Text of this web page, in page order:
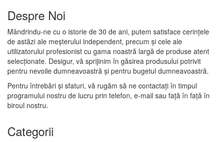
Despre Noi
Mândrindu-ne cu o istorie de 30 de ani, putem satisface cerințele
de astăzi ale meșterului independent, precum și cele ale
utilizatorului profesionist cu gama noastră largă de produse atent
selecționate. Desigur, vă sprijinim în găsirea produsului potrivit
pentru nevoile dumneavoastră și pentru bugetul dumneavoastră.
Pentru întrebări și sfaturi, vă rugăm să ne contactați în timpul
programului nostru de lucru prin telefon, e-mail sau față în față în
biroul nostru.
Categorii